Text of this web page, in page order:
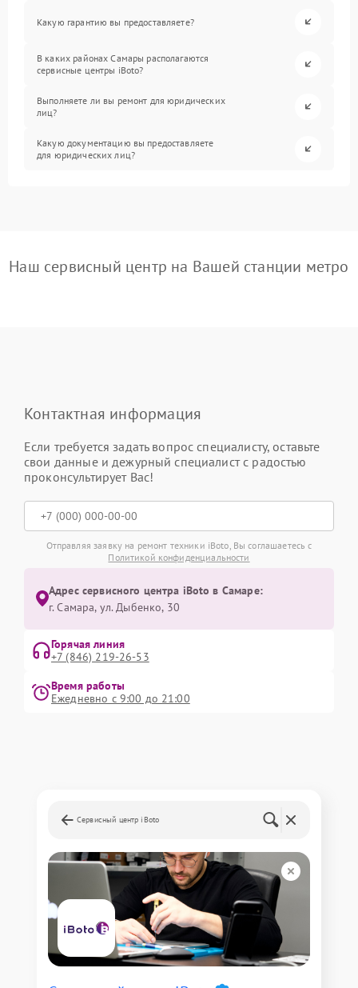
Какую гарантию вы предоставляете?
В каких районах Самары располагаются
сервисные центры iBoto?
Выполняете ли вы ремонт для юридических
лиц?
Какую документацию вы предоставляете
для юридических лиц?
Наш сервисный центр на Вашей станции метро
Контактная информация
Если требуется задать вопрос специалисту, оставьте
свои данные и дежурный специалист с радостью
проконсультирует Вас!
Отправляя заявку на ремонт техники iBoto, Вы соглашаетесь с
Политикой конфиденциальности
Адрес сервисного центра iBoto в Самаре:
г. Самара, ул. Дыбенко, 30
Горячая линия
+7 (846) 219-26-53
Время работы
Ежедневно с 9:00 до 21:00
Сервисный центр iBoto